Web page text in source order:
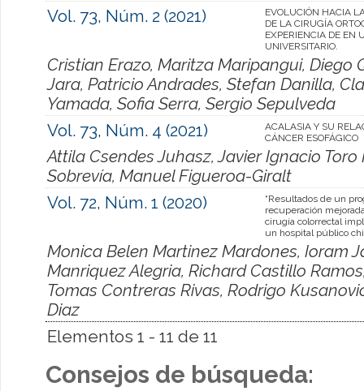
Vol. 73, Núm. 2 (2021)
EVOLUCIÓN HACIA
DE LA CIRUGÍA
EXPERIENCIA DE EN
UNIVERSITARIO.
Cristian Erazo, Maritza Maripangui, Diego
Jara, Patricio Andrades, Stefan Danilla,
Yamada, Sofia Serra, Sergio Sepulveda
Vol. 73, Núm. 4 (2021)
ACALASIA Y SU
CÁNCER ESOFÁGICO
Attila Csendes Juhasz, Javier Ignacio Toro
Sobrevía, Manuel Figueroa-Giralt
Vol. 72, Núm. 1 (2020)
“Resultados de un
recuperación
cirugía colorrectal
un hospital público
Monica Belen Martinez Mardones, Ioram
Manriquez Alegria, Richard Castillo
Tomas Contreras Rivas, Rodrigo
Diaz
Elementos 1 - 11 de 11
Consejos de búsqueda: